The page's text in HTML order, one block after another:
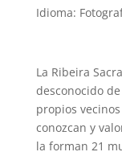
Idioma:
La Ribeira
desconocido
propios
conozcan y
la forman 21